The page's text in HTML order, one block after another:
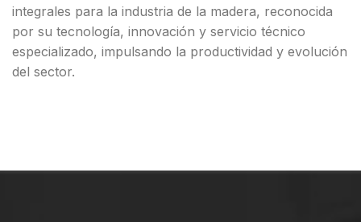
integrales para la industria de la madera, reconocida
por su tecnología, innovación y servicio técnico
especializado, impulsando la productividad y evolución
del sector.